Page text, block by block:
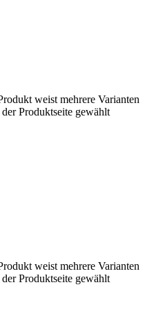
weist mehrere Varianten
Produktseite gewählt
weist mehrere Varianten
Produktseite gewählt